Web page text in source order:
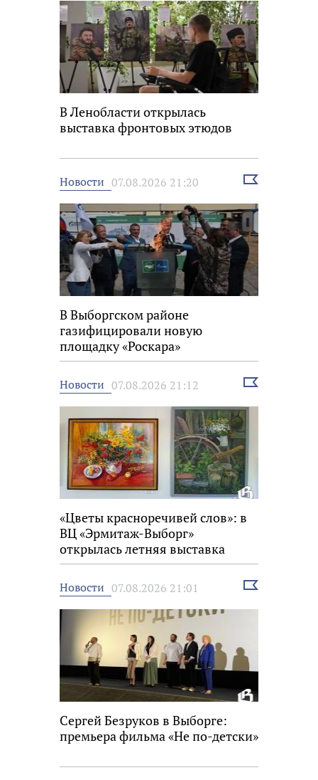
В Ленобласти открылась
выставка фронтовых этюдов
Новости 07.08.2026 21:20
Выбрать
В Выборгском районе
газифицировали новую
площадку «Роскара»
Новости 07.08.2026 21:12
Выбрать
«Цветы красноречивей слов»: в
ВЦ «Эрмитаж-Выборг»
открылась летняя выставка
Новости 07.08.2026 21:01
Выбрать
Сергей Безруков в Выборге:
премьера фильма «Не по-детски»